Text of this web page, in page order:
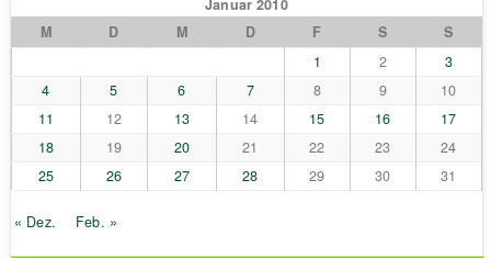
M
D M D F S
S
1
2
3
4
5 6 7 8 9
10
11
12 13 14 15 16
17
18
19 20 21 22 23
24
25
26 27 28 29 30 31
« Dez. Feb. »